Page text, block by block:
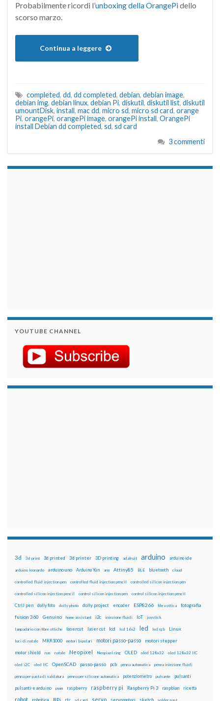
Probabilmente ricordi l’unboxing della OrangePidello
scorso marzo.
Continua a leggere
completed, dd, dd completed, debian, debian image,
debian img, debian linux, debian Pi, diskutil, diskutil list, diskutil
umountDisk, install, mac dd, micro sd, micro sd card, orange
Pi, orangePi, orangePi image, orangePi install, OrangePi
install Debian dd completed, sd, sd card
3 commenti
YOUTUBE CHANNEL
3d 3d print 3d printed 3d printer 3D printing adafruit arduino arduino ide
arduino leonardo arduino uno Arduino Yún arm Attiny85 BLE bluetooth cloud
controlled fluid injection pen controlled fluid injection pencil controlled silicon injection pen
controlled silicon injection pencil control silicon injection pen control silicon injection pencil
CtrlJ pen dolly foto dolly photo dolly project encoder ESP8266 fibra ottica fotografia
fusion 360 Genuino home assistant i2c iniezione fluidi IoT joystick
lampadario con fibre ottiche lasercut laser cut lcd lcd 16x2 led led rgb Linux
luci di natale MKR1000 motori bipolari motori passo-passo motori stepper
motor shield nas natale Neopixel Neopixel ring OLED oled 128x32 oled 128x32 IIC
oled i2C oled IIC OpenSCAD passo-passo pcb penna automatica penna iniezione fluidi
penna per pasta di saldatura penna per silicone automatica potenziometro pulsante pulsanti
pulsanti e arduino pwm raspberry raspberry pi Raspberry Pi 3 raspbian ricetta
robot robotica RPi rtc sd card servo servomotori sketch solder past